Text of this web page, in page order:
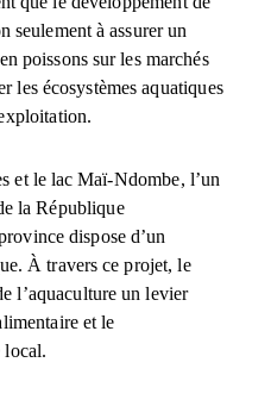
seulement à assurer un
poissons sur les marchés
les écosystèmes aquatiques
et le lac Maï-Ndombe, l’un
la République
dispose d’un
À travers ce projet, le
l’aquaculture un levier
et le
local.